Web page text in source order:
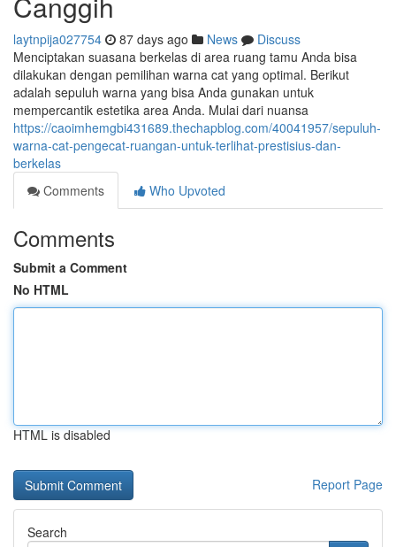
laytnpija027754 87 days ago News
Discuss
Menciptakan suasana berkelas di area ruang tamu Anda bisa
dilakukan dengan pemilihan warna cat yang optimal. Berikut
adalah sepuluh warna yang bisa Anda gunakan untuk
mempercantik estetika area Anda. Mulai dari nuansa
https://caoimhemgbi431689.thechapblog.com/40041957/sepuluh-
warna-cat-pengecat-ruangan-untuk-terlihat-prestisius-dan-
berkelas
Comments
Who Upvoted
Comments
Submit a Comment
No HTML
HTML is disabled
Report Page
Search